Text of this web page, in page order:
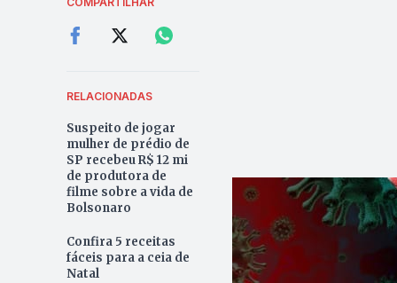
RELACIONADAS
Suspeito de jogar
mulher de prédio de
SP recebeu R$ 12 mi
de produtora de
filme sobre a vida de
Bolsonaro
Confira 5 receitas
fáceis para a ceia de
Natal